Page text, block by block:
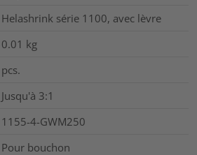
Helashrink série 1100, avec lèvre
0.01 kg
pcs.
Jusqu'à 3:1
1155-4-GWM250
Pour bouchon